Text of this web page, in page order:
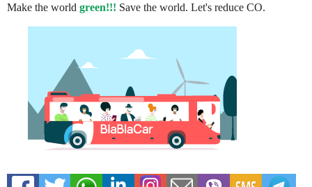
Make the world green!!! Save the world. Let's reduce CO.